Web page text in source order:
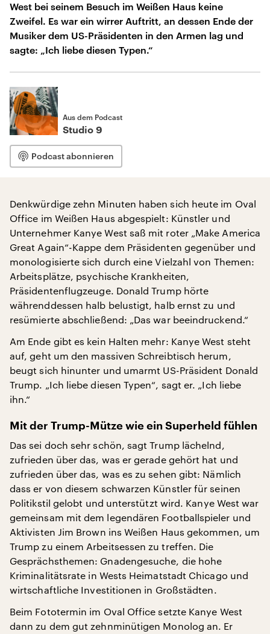
West bei seinem Besuch im Weißen Haus keine
Zweifel. Es war ein wirrer Auftritt, an dessen Ende der
Musiker dem US-Präsidenten in den Armen lag und
sagte: „Ich liebe diesen Typen.“
Aus dem Podcast
Studio 9
Podcast abonnieren
Denkwürdige zehn Minuten haben sich heute im Oval
Office im Weißen Haus abgespielt: Künstler und
Unternehmer Kanye West saß mit roter „Make America
Great Again“-Kappe dem Präsidenten gegenüber und
monologisierte sich durch eine Vielzahl von Themen:
Arbeitsplätze, psychische Krankheiten,
Präsidentenflugzeuge. Donald Trump hörte
währenddessen halb belustigt, halb ernst zu und
resümierte abschließend: „Das war beeindruckend.“
Am Ende gibt es kein Halten mehr: Kanye West steht
auf, geht um den massiven Schreibtisch herum,
beugt sich hinunter und umarmt US-Präsident Donald
Trump. „Ich liebe diesen Typen“, sagt er. „Ich liebe
ihn.“
Mit der Trump-Mütze wie ein Superheld fühlen
Das sei doch sehr schön, sagt Trump lächelnd,
zufrieden über das, was er gerade gehört hat und
zufrieden über das, was es zu sehen gibt: Nämlich
dass er von diesem schwarzen Künstler für seinen
Politikstil gelobt und unterstützt wird. Kanye West war
gemeinsam mit dem legendären Footballspieler und
Aktivisten Jim Brown ins Weißen Haus gekommen, um
Trump zu einem Arbeitsessen zu treffen. Die
Gesprächsthemen: Gnadengesuche, die hohe
Kriminalitätsrate in Wests Heimatstadt Chicago und
wirtschaftliche Investitionen in Großstädten.
Beim Fototermin im Oval Office setzte Kanye West
dann zu dem gut zehnminütigen Monolog an. Er